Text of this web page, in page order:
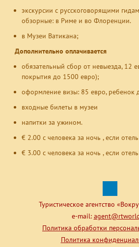
экскурсии с русскоговорящими
обзорные: в Риме и во Флоренции.
в Музеи Ватикана;
Дополнительно оплачивается
обязательный сбор от невыезда, 12
покрытия до 1500 евро);
оформление визы: 85 евро, ребенок
входные билеты в музеи
напитки за ужином.
€ 2.00 с человека за ночь , если
€ 3.00 с человека за ночь , если
Туристическое агентство
e-mail:
Политика обработки
Политика